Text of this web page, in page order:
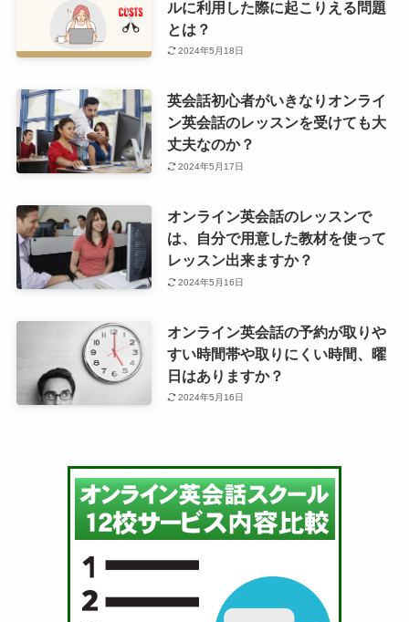
ルに利用した際に起こりえる問題
とは？
2024年5月18日
英会話初心者がいきなりオンライ
ン英会話のレッスンを受けても大
丈夫なのか？
2024年5月17日
オンライン英会話のレッスンで
は、自分で用意した教材を使って
レッスン出来ますか？
2024年5月16日
オンライン英会話の予約が取りや
すい時間帯や取りにくい時間、曜
日はありますか？
2024年5月16日